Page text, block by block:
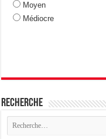
Moyen
Médiocre
Recherche